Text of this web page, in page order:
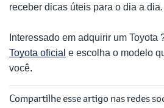
receber dicas úteis para o dia a dia.
Interessado em adquirir um Toyota
Toyota oficial e escolha o modelo
você.
Compartilhe esse artigo nas redes